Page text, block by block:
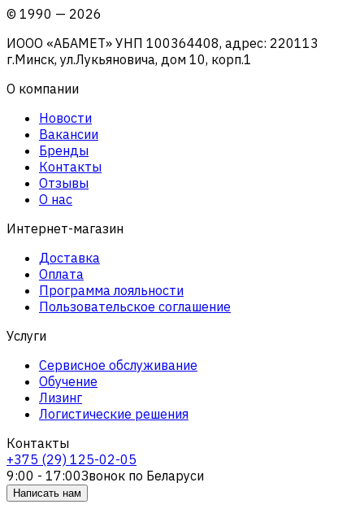
© 1990 — 2026
ИООО «АБАМЕТ» УНП 100364408, адрес: 220113
г.Минск, ул.Лукьяновича, дом 10, корп.1
О компании
Новости
Вакансии
Бренды
Контакты
Отзывы
О нас
Интернет-магазин
Доставка
Оплата
Программа лояльности
Пользовательское соглашение
Услуги
Сервисное обслуживание
Обучение
Лизинг
Логистические решения
Контакты
+375 (29) 125-02-05
9:00 - 17:00Звонок по Беларуси
Написать нам